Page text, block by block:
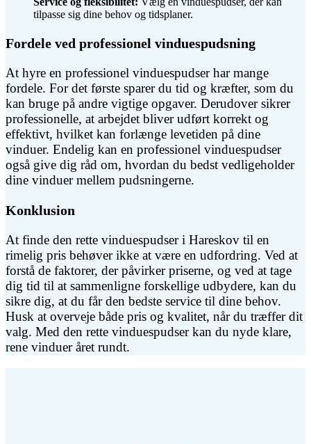
tilpasse sig dine behov og tidsplaner.
Fordele ved professionel vinduespudsning
At hyre en professionel vinduespudser har mange
fordele. For det første sparer du tid og kræfter, som du
kan bruge på andre vigtige opgaver. Derudover sikrer
professionelle, at arbejdet bliver udført korrekt og
effektivt, hvilket kan forlænge levetiden på dine
vinduer. Endelig kan en professionel vinduespudser
også give dig råd om, hvordan du bedst vedligeholder
dine vinduer mellem pudsningerne.
Konklusion
At finde den rette vinduespudser i Hareskov til en
rimelig pris behøver ikke at være en udfordring. Ved at
forstå de faktorer, der påvirker priserne, og ved at tage
dig tid til at sammenligne forskellige udbydere, kan du
sikre dig, at du får den bedste service til dine behov.
Husk at overveje både pris og kvalitet, når du træffer dit
valg. Med den rette vinduespudser kan du nyde klare,
rene vinduer året rundt.